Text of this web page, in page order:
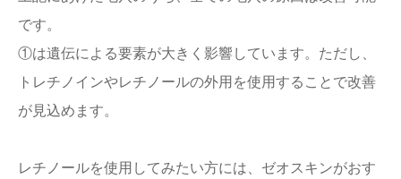
です。
①は遺伝による要素が大きく影響しています。ただし、
トレチノインやレチノールの外用を使用することで改善
が見込めます。
レチノールを使用してみたい方には、ゼオスキンがおす